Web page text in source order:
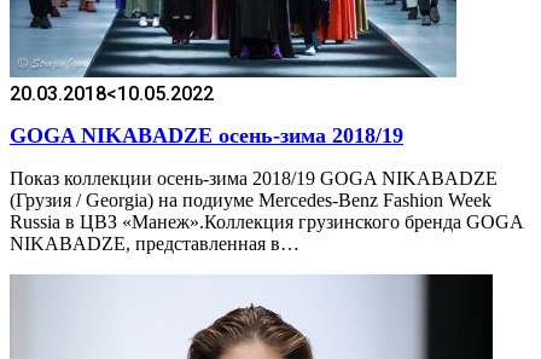
20.03.2018<10.05.2022
GOGA NIKABADZE осень-зима 2018/19
Показ коллекции осень-зима 2018/19 GOGA NIKABADZE
(Грузия / Georgia) на подиуме Mercedes-Benz Fashion Week
Russia в ЦВЗ «Манеж».Коллекция грузинского бренда GOGA
NIKABADZE, представленная в…